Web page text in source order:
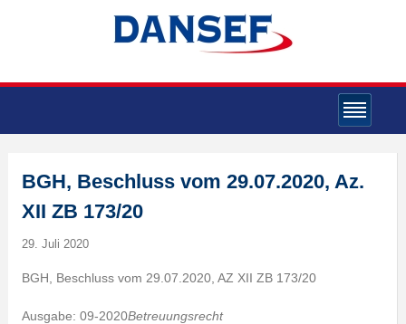
BGH, Beschluss vom 29.07.2020, Az.
XII ZB 173/20
29. Juli 2020
BGH, Beschluss vom 29.07.2020, AZ XII ZB 173/20
Ausgabe: 09-2020Betreuungsrecht